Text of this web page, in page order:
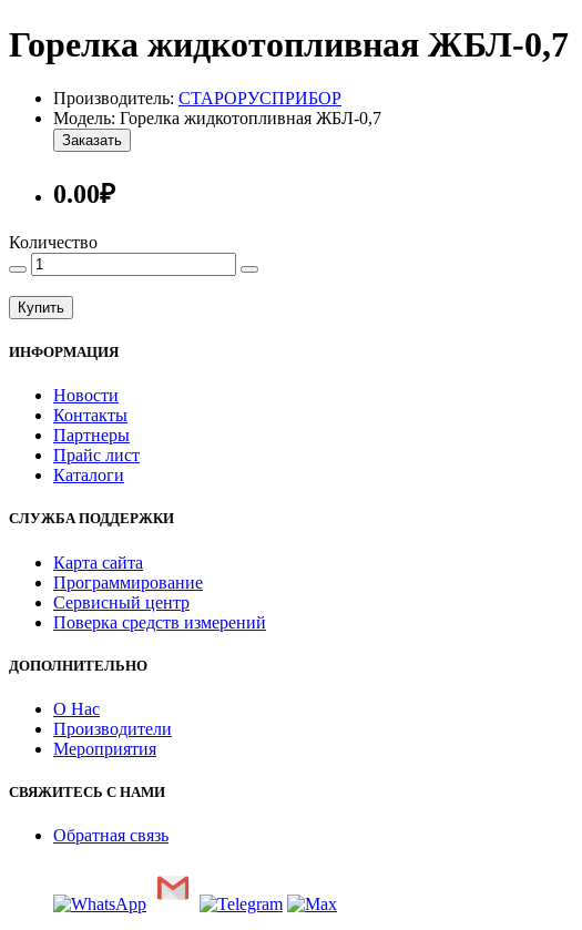
Горелка жидкотопливная ЖБЛ-0,7
Производитель: СТАРОРУСПРИБОР
Модель: Горелка жидкотопливная ЖБЛ-0,7
Заказать
0.00₽
Количество
Купить
ИНФОРМАЦИЯ
Новости
Контакты
Партнеры
Прайс лист
Каталоги
СЛУЖБА ПОДДЕРЖКИ
Карта сайта
Программирование
Сервисный центр
Поверка средств измерений
ДОПОЛНИТЕЛЬНО
О Нас
Производители
Мероприятия
СВЯЖИТЕСЬ С НАМИ
Обратная связь